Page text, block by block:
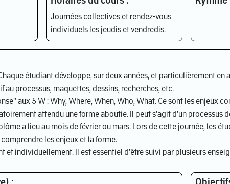
Journées collectives et rendez-vous
individuels les jeudis et vendredis.
étudiant développe, sur deux années, et particulièrement
au processus, maquettes, dessins, recherches, etc.
aux 5 W : Why, Where, When, Who, What. Ce sont les enjeux
attendu une forme aboutie. Il peut s'agit d'un
a lieu au mois de février ou mars. Lors de cette journée, les
les enjeux et la forme.
et individuellement. Il est essentiel d'être suivi par plusieurs